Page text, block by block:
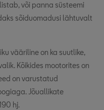
või panna süsteemi
sõiduomadusi lähtuvalt
vääriline on ka suutlike,
Kõikides mootorites on
on varustatud
Jõuallikate
hj.